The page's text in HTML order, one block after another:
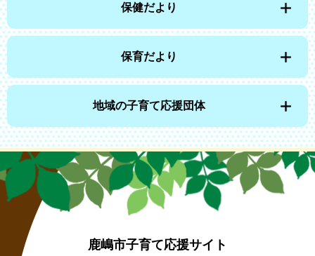
保健だより
保育だより
地域の子育て応援団体
鹿嶋市子育て応援サイト